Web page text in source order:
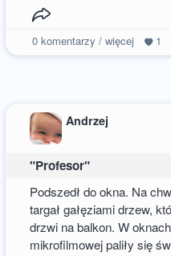
0komentarzy / więcej 1
Andrzej
"Profesor"
Podszedł do okna. Na
targał gałęziami drzew,
drzwi na balkon. W
mikrofilmowej paliły się